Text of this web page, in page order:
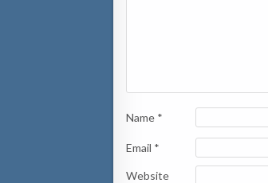
Name *
Email *
Website